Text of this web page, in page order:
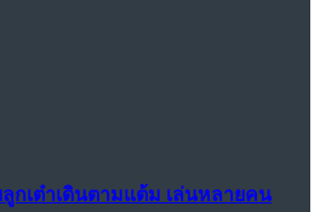
กเต๋าเดินตามแต้ม เล่นหลายคน